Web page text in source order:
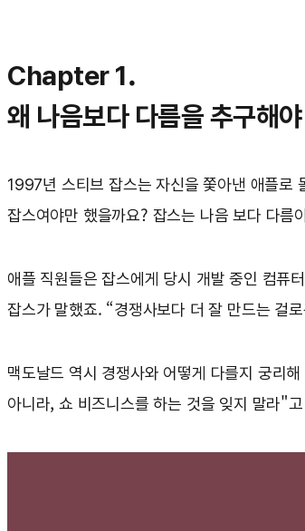
Chapter 1.
왜 나음보다 다름을 추구해
1997년 스티브 잡스는 자신을 쫓아낸 애플로
잡스여야만 했을까요? 잡스는 나음 보다 다름
애플 직원들은 잡스에게 당시 개발 중인 컴퓨
잡스가 말했죠. “경쟁사보다 더 잘 만드는 걸
맥도날드 역시 경쟁사와 어떻게 다를지 궁리
아니라, 쇼 비즈니스를 하는 것을 잊지 말라"